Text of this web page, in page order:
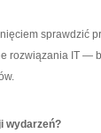
sprawdzić
rozwiązania IT —
wydarzeń?